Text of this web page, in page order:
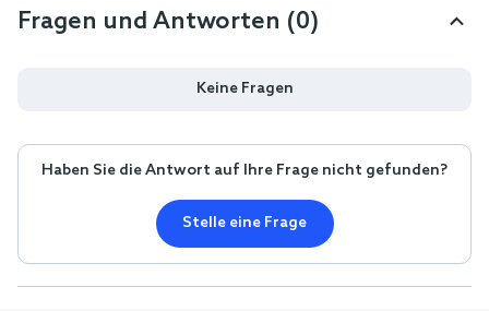
Fragen und Antworten (0)
Keine Fragen
Haben Sie die Antwort auf Ihre Frage nicht gefunden?
Stelle eine Frage